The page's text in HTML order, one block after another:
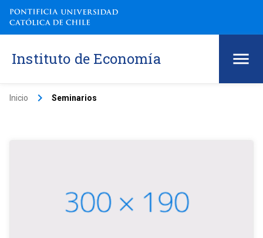
Instituto de Economía
Inicio keyboard_arrow_right Seminarios